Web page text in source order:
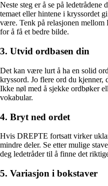
Neste steg er å se på ledetrådene
temaet eller hintene i kryssordet
være. Tenk på relasjonen
for å få et bedre bilde.
3. Utvid ordbasen din
Det kan være lurt å ha en solid
kryssord. Jo flere ord du kjenner,
Ikke nøl med å sjekke ordbøker
vokabular.
4. Bryt ned ordet
Hvis DREPTE fortsatt virker
mindre deler. Se etter mulige
deg ledetråder til å finne det
5. Variasjon i bokstaver